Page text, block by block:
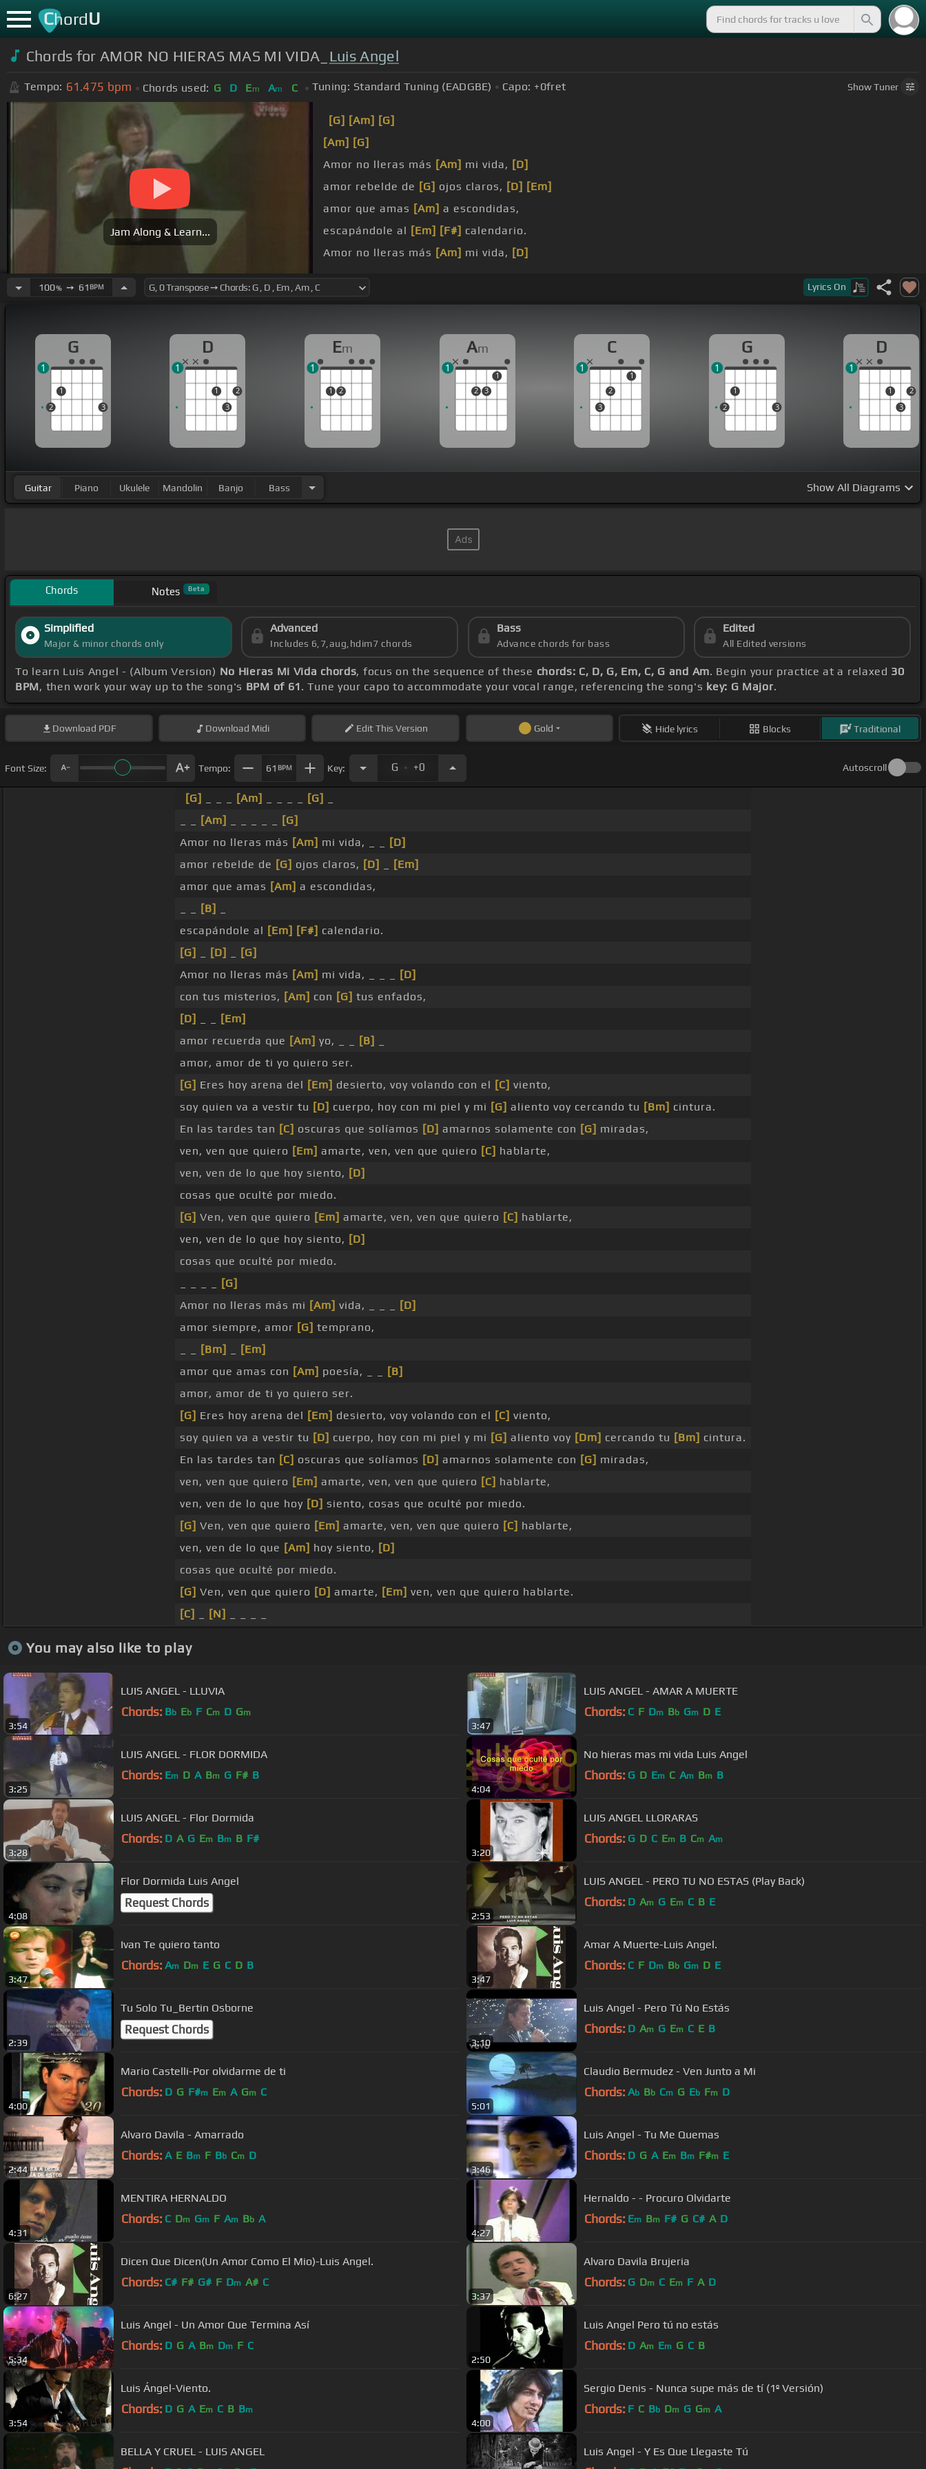
ChordU
Chords for AMOR NO HIERAS MAS MI VIDA_ Luis Angel
Tempo: 61.475 bpm Chords used: G D Em Am C Tuning: Standard Tuning (EADGBE) Capo: +0fret ShowTuner
Jam Along & Learn...
[G] [Am] [G]
[Am] [G]
Amor no lleras más [Am] mi vida, [D]
amor rebelde de [G] ojos claros, [D] [Em]
amor que amas [Am] a escondidas,
escapándole al [Em] [F#] calendario.
Amor no lleras más [Am] mi vida, [D]
100%➙ 61 BPM Lyrics On
G
2
1
3
1
D
1
3
2
1
Em
1 2
1
Am
2 3
1
1
C
3
2
1
1
G
2
1
3
1
D
1
3
2
1
Guitar Piano Ukulele Mandolin Banjo Bass Show All Diagrams
Chords Notes Beta
Simplified
Major & minor chords only
Advanced
Includes 6,7,aug,hdim7 chords
Bass
Advance chords for bass
Edited
All Edited versions
To learn Luis Angel - (Album Version) No Hieras Mi Vida chords, focus on the sequence of these chords: C, D, G, Em, C, G and Am. Begin your practice at a relaxed 30
BPM, then work your way up to the song's BPM of 61 . Tune your capo to accommodate your vocal range, referencing the song's key: G Major.
Download PDF Download Midi EditThis Version Gold Hide lyrics Blocks Traditional
Font Size: Tempo: 61 BPM Key: G . +0 Autoscroll
[G] [Am] [G]
[Am]
[G]
Amor no lleras más [Am] mi vida, _ _
[D]
amor rebelde de [G] ojos claros, [D]
[Em]
amor que amas [Am] a escondidas,
[B]
escapándole al [Em] [F#] calendario.
[G]
[D]
[G]
Amor no lleras más [Am] mi vida, _ _ _
[D]
con tus misterios, [Am] con [G] tus enfados,
[D]
[Em]
amor recuerda que [Am] yo, _ _ [B]
amor, amor de ti yo quiero ser.
[G] Eres hoy arena del [Em] desierto, voy volando con el [C] viento,
soy quien va a vestir tu [D] cuerpo, hoy con mi piel y mi [G] aliento voy cercando tu [Bm] cintura.
En las tardes tan [C] oscuras que solíamos [D] amarnos solamente con [G] miradas,
ven, ven que quiero [Em] amarte, ven, ven que quiero [C] hablarte,
ven, ven de lo que hoy siento, [D]
cosas que oculté por miedo.
[G] Ven, ven que quiero [Em] amarte, ven, ven que quiero [C] hablarte,
ven, ven de lo que hoy siento, [D]
cosas que oculté por miedo.
[G]
Amor no lleras más mi [Am] vida, _ _ _
[D]
amor siempre, amor [G] temprano,
[Bm]
[Em]
amor que amas con [Am] poesía, _ _
[B]
amor, amor de ti yo quiero ser.
[G] Eres hoy arena del [Em] desierto, voy volando con el [C] viento,
soy quien va a vestir tu [D] cuerpo, hoy con mi piel y mi [G] aliento voy [Dm] cercando tu [Bm] cintura.
En las tardes tan [C] oscuras que solíamos [D] amarnos solamente con [G] miradas,
ven, ven que quiero [Em] amarte, ven, ven que quiero [C] hablarte,
ven, ven de lo que hoy [D] siento, cosas que oculté por miedo.
[G] Ven, ven que quiero [Em] amarte, ven, ven que quiero [C] hablarte,
ven, ven de lo que [Am] hoy siento, [D]
cosas que oculté por miedo.
[G] Ven, ven que quiero [D] amarte, [Em] ven, ven que quiero hablarte.
[C]
[N]
You may also like to play
3:54
LUIS ANGEL - LLUVIA
Chords: Bb Eb F Cm D Gm
3:47
LUIS ANGEL - AMAR A MUERTE
Chords: C F Dm Bb Gm D E
3:25
LUIS ANGEL - FLOR DORMIDA
Chords: Em D A Bm G F# B
4:04
No hieras mas mi vida Luis Angel
Chords: G D Em C Am Bm B
3:28
LUIS ANGEL - Flor Dormida
Chords: D A G Em Bm B F#
3:20
LUIS ANGEL LLORARAS
Chords: G D C Em B Cm Am
4:08
Flor Dormida Luis Angel
Request Chords
2:53
LUIS ANGEL - PERO TU NO ESTAS (Play Back)
Chords: D Am G Em C B E
3:47
Ivan Te quiero tanto
Chords: Am Dm E G C D B
3:47
Amar A Muerte-Luis Angel.
Chords: C F Dm Bb Gm D E
2:39
Tu Solo Tu_Bertin Osborne
Request Chords
3:10
Luis Angel - Pero Tú No Estás
Chords: D Am G Em C E B
4:00
Mario Castelli-Por olvidarme de ti
Chords: D G F#m Em A Gm C
5:01
Claudio Bermudez - Ven Junto a Mi
Chords: Ab Bb Cm G Eb Fm D
2:44
Alvaro Davila - Amarrado
Chords: A E Bm F Bb Cm D
3:46
Luis Angel - Tu Me Quemas
Chords: D G A Em Bm F#m E
4:31
MENTIRA HERNALDO
Chords: C Dm Gm F Am Bb A
4:27
Hernaldo - - Procuro Olvidarte
Chords: Em Bm F# G C# A D
6:27
Dicen Que Dicen(Un Amor Como El Mio)-Luis Angel.
Chords: C# F# G# F Dm A# C
3:37
Alvaro Davila Brujeria
Chords: G Dm C Em F A D
5:34
Luis Angel - Un Amor Que Termina Así
Chords: D G A Bm Dm F C
2:50
Luis Angel Pero tú no estás
Chords: D Am Em G C B
3:54
Luis Ángel-Viento.
Chords: D G A Em C B Bm
4:00
Sergio Denis - Nunca supe más de tí (1º Versión)
Chords: F C Bb Dm G Gm A
BELLA Y CRUEL - LUIS ANGEL Luis Angel - Y Es Que Llegaste Tú